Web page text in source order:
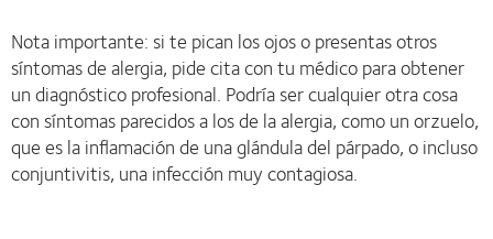
Nota importante: si te pican los ojos o presentas otros
síntomas de alergia, pide cita con tu médico para obtener
un diagnóstico profesional. Podría ser cualquier otra cosa
con síntomas parecidos a los de la alergia, como un orzuelo,
que es la inflamación de una glándula del párpado, o incluso
conjuntivitis, una infección muy contagiosa.